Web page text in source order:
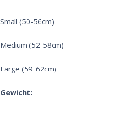
Small (50-56cm)
Medium (52-58cm)
Large (59-62cm)
Gewicht: